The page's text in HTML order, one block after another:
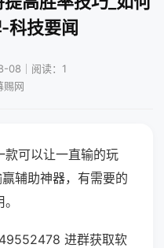
科技要闻
08｜阅读：1
赐网
款可以让一直输的玩
辅助神器，有需要的
进群获取软